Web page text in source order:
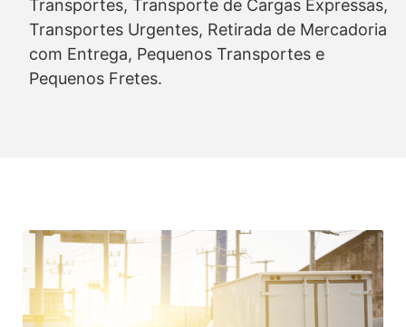
Transportes, Transporte de Cargas Expressas,
Transportes Urgentes, Retirada de Mercadoria
com Entrega, Pequenos Transportes e
Pequenos Fretes.